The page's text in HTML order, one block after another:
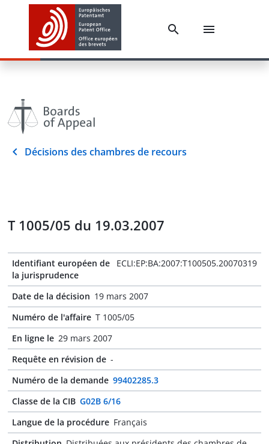
Décisions des chambres de recours
T 1005/05 du 19.03.2007
Identifiant européen de
la jurisprudence
ECLI:EP:BA:2007:T100505.20070319
Date de la décision 19 mars 2007
Numéro de l'affaire T 1005/05
En ligne le 29 mars 2007
Requête en révision de -
Numéro de la demande 99402285.3
Classe de la CIB G02B 6/16
Langue de la procédure Français